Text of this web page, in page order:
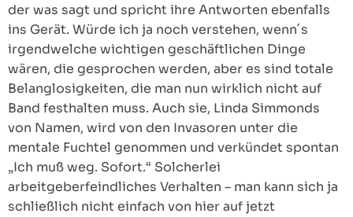
der was sagt und spricht ihre Antworten ebenfalls
ins Gerät. Würde ich ja noch verstehen, wenn´s
irgendwelche wichtigen geschäftlichen Dinge
wären, die gesprochen werden, aber es sind totale
Belanglosigkeiten, die man nun wirklich nicht auf
Band festhalten muss. Auch sie, Linda Simmonds
von Namen, wird von den Invasoren unter die
mentale Fuchtel genommen und verkündet spontan
„Ich muß weg. Sofort.“ Solcherlei
arbeitgeberfeindliches Verhalten – man kann sich ja
schließlich nicht einfach von hier auf jetzt